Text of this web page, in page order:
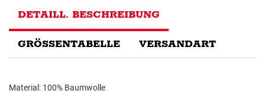
DETAILL. BESCHREIBUNG
GRÖSSENTABELLE VERSANDART
Material: 100% Baumwolle